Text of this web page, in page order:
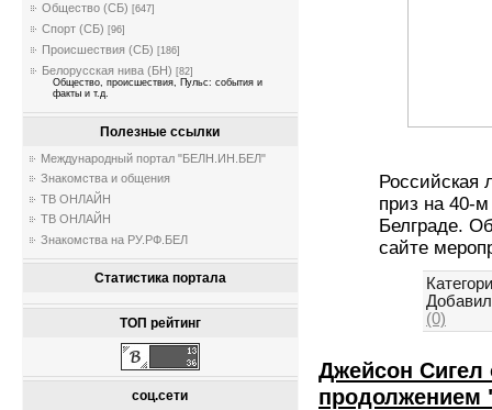
Общество (СБ) [647]
Спорт (СБ) [96]
Происшествия (СБ) [186]
Белорусская нива (БН) [82]
Общество, происшествия, Пульс: события и
факты и т.д.
Полезные ссылки
Международный портал "БЕЛН.ИН.БЕЛ"
Знакомства и общения
ТВ ОНЛАЙН
ТВ ОНЛАЙН
Знакомства на РУ.РФ.БЕЛ
Статистика портала
ТОП рейтинг
соц.сети
Российская
приз на 40-
Белграде.
сайте
(0)
Джейсон Сигел
продолжением